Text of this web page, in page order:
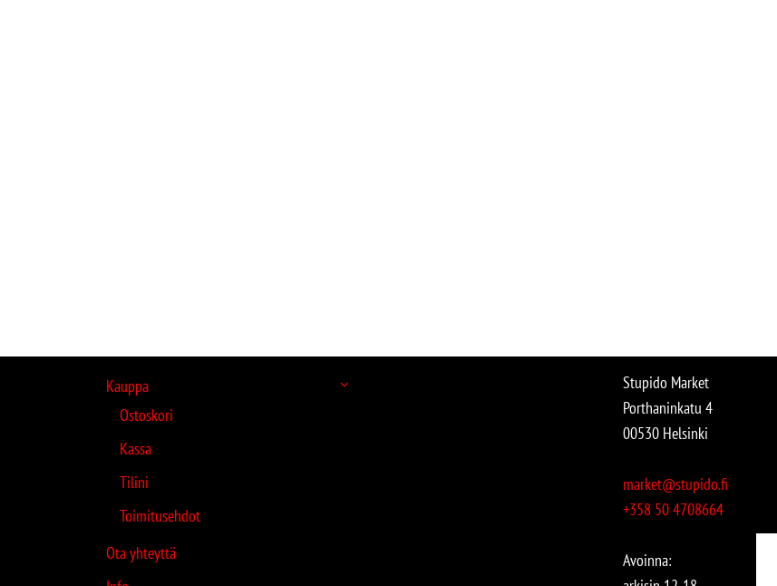
Kauppa
Ostoskori
Kassa
Tilini
Toimitusehdot
Ota yhteyttä
Stupido Market
Porthaninkatu 4
00530 Helsinki
market@stupido.fi
+358 50 4708664
Avoinna: